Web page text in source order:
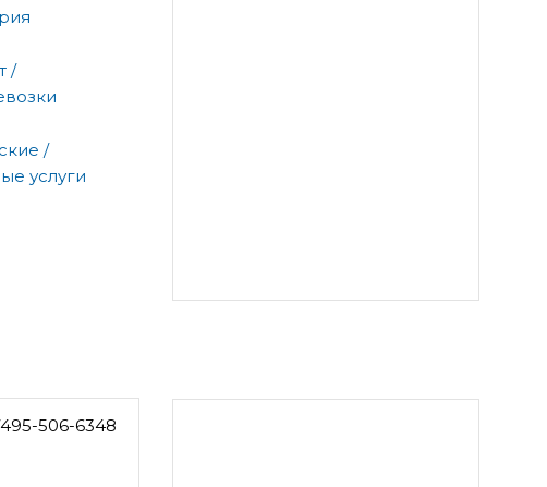
/
/
услуги
506-6348